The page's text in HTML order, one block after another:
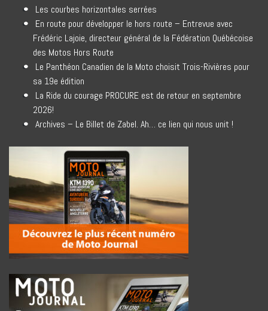
Les courbes horizontales serrées
En route pour développer le hors route – Entrevue avec
Frédéric Lajoie, directeur général de la Fédération Québécoise
des Motos Hors Route
Le Panthéon Canadien de la Moto choisit Trois-Rivières pour
sa 19e édition
La Ride du courage PROCURE est de retour en septembre
2026!
Archives – Le Billet de Zabel. Ah… ce lien qui nous unit !